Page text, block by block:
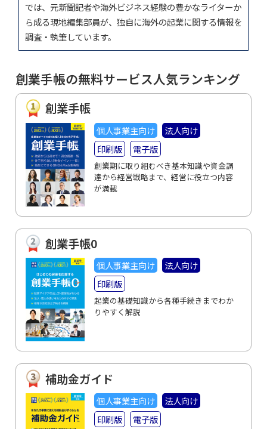
では、元新聞記者や海外ビジネス経験の豊かなライターか
ら成る現地編集部員が、独自に海外の起業に関する情報を
調査・執筆しています。
創業手帳の無料サービス人気ランキング
創業手帳
個人事業主向け
法人向け
印刷版
電子版
創業期に取り組むべき基本知識や資金調
達から経営戦略まで、経営に役立つ内容
が満載
創業手帳0
個人事業主向け
法人向け
印刷版
起業の基礎知識から各種手続きまでわか
りやすく解説
補助金ガイド
個人事業主向け
法人向け
印刷版
電子版